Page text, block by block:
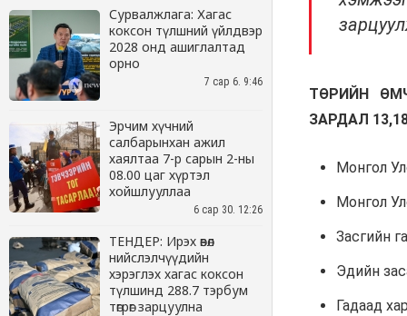
Сурвалжлага: Хагас
коксон түлшний үйлдвэр
2028 онд ашиглалтад
орно
7 сар 6. 9:46
Эрчим хүчний
салбарынхан ажил
хаялтаа 7-р сарын 2-ны
08.00 цаг хүртэл
хойшлууллаа
6 сар 30. 12:26
ТЕНДЕР: Ирэх өвөл
нийслэлчүүдийн
хэрэглэх хагас коксон
түлшинд 288.7 тэрбум
төгрөг зарцуулна